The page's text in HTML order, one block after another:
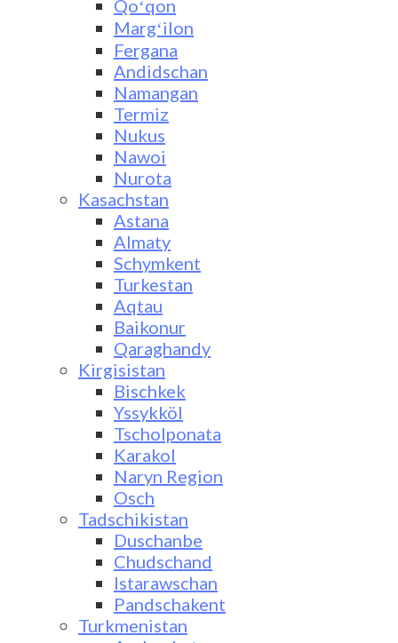
Qoʻqon
Margʻilon
Fergana
Andidschan
Namangan
Termiz
Nukus
Nawoi
Nurota
Kasachstan
Astana
Almaty
Schymkent
Turkestan
Aqtau
Baikonur
Qaraghandy
Kirgisistan
Bischkek
Yssykköl
Tscholponata
Karakol
Naryn Region
Osch
Tadschikistan
Duschanbe
Chudschand
Istarawschan
Pandschakent
Turkmenistan